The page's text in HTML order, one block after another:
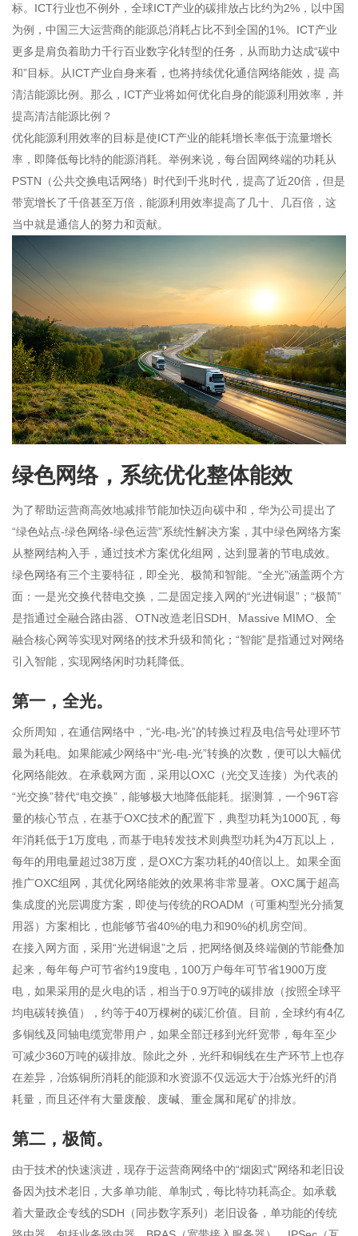
标。ICT行业也不例外，全球ICT产业的碳排放占比约为2%，以中国
为例，中国三大运营商的能源总消耗占比不到全国的1%。ICT产业
更多是肩负着助力千行百业数字化转型的任务，从而助力达成“碳中
和”目标。从ICT产业自身来看，也将持续优化通信网络能效，提 高
清洁能源比例。那么，ICT产业将如何优化自身的能源利用效率，并
提高清洁能源比例？
优化能源利用效率的目标是使ICT产业的能耗增长率低于流量增长
率，即降低每比特的能源消耗。举例来说，每台固网终端的功耗从
PSTN（公共交换电话网络）时代到千兆时代，提高了近20倍，但是
带宽增长了千倍甚至万倍，能源利用效率提高了几十、几百倍，这
当中就是通信人的努力和贡献。
绿色网络，系统优化整体能效
为了帮助运营商高效地减排节能加快迈向碳中和，华为公司提出了
“绿色站点-绿色网络-绿色运营”系统性解决方案，其中绿色网络方案
从整网结构入手，通过技术方案优化组网，达到显著的节电成效。
绿色网络有三个主要特征，即全光、极简和智能。“全光”涵盖两个方
面：一是光交换代替电交换，二是固定接入网的“光进铜退”；“极简”
是指通过全融合路由器、OTN改造老旧SDH、Massive MIMO、全
融合核心网等实现对网络的技术升级和简化；“智能”是指通过对网络
引入智能，实现网络闲时功耗降低。
第一，全光。
众所周知，在通信网络中，“光-电-光”的转换过程及电信号处理环节
最为耗电。如果能减少网络中“光-电-光”转换的次数，便可以大幅优
化网络能效。在承载网方面，采用以OXC（光交叉连接）为代表的
“光交换”替代“电交换”，能够极大地降低能耗。据测算，一个96T容
量的核心节点，在基于OXC技术的配置下，典型功耗为1000瓦，每
年消耗低于1万度电，而基于电转发技术则典型功耗为4万瓦以上，
每年的用电量超过38万度，是OXC方案功耗的40倍以上。如果全面
推广OXC组网，其优化网络能效的效果将非常显著。OXC属于超高
集成度的光层调度方案，即使与传统的ROADM（可重构型光分插复
用器）方案相比，也能够节省40%的电力和90%的机房空间。
在接入网方面，采用“光进铜退”之后，把网络侧及终端侧的节能叠加
起来，每年每户可节省约19度电，100万户每年可节省1900万度
电，如果采用的是火电的话，相当于0.9万吨的碳排放（按照全球平
均电碳转换值），约等于40万棵树的碳汇价值。目前，全球约有4亿
多铜线及同轴电缆宽带用户，如果全部迁移到光纤宽带，每年至少
可减少360万吨的碳排放。除此之外，光纤和铜线在生产环节上也存
在差异，冶炼铜所消耗的能源和水资源不仅远远大于冶炼光纤的消
耗量，而且还伴有大量废酸、废碱、重金属和尾矿的排放。
第二，极简。
由于技术的快速演进，现存于运营商网络中的“烟囱式”网络和老旧设
备因为技术老旧，大多单功能、单制式，每比特功耗高企。如承载
着大量政企专线的SDH（同步数字系列）老旧设备，单功能的传统